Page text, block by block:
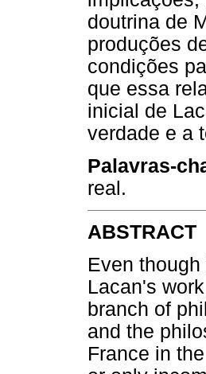
doutrina de
produções
condições
que essa
inicial de
verdade e a
Palavras-
real.
ABSTRACT
Even
Lacan's
branch of
and the
France in